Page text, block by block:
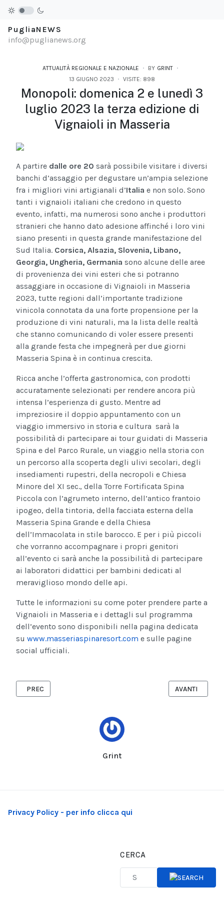
PugliaNEWS
info@puglianews.org
ATTUALITÀ REGIONALE E NAZIONALE BY GRINT
13 GIUGNO 2023
VISITE: 898
Monopoli: domenica 2 e lunedì 3
luglio 2023 la terza edizione di
Vignaioli in Masseria
Grint
A partire dalle ore 20 sarà possibile visitare i diversi
banchi d’assaggio per degustare un’ampia selezione
fra i migliori vini artigianali d’Italia e non solo. Sono
tanti i vignaioli italiani che credono in questo
evento, infatti, ma numerosi sono anche i produttori
stranieri che hanno dato adesione affinché i loro vini
siano presenti in questa grande manifestazione del
Sud Italia. Corsica, Alsazia, Slovenia, Libano,
Georgia, Ungheria, Germania sono alcune delle aree
di provenienza dei vini esteri che si potranno
assaggiare in occasione di Vignaioli in Masseria
2023, tutte regioni dall’importante tradizione
vinicola connotata da una forte propensione per la
produzione di vini naturali, ma la lista delle realtà
che stanno comunicando di voler essere presenti
alla grande festa che impegnerà per due giorni
Masseria Spina è in continua crescita.
Ricca anche l’offerta gastronomica, con prodotti
accuratamente selezionati per rendere ancora più
intensa l’esperienza di gusto. Mentre ad
impreziosire il doppio appuntamento con un
viaggio immersivo in storia e cultura sarà la
possibilità di partecipare ai tour guidati di Masseria
Spina e del Parco Rurale, un viaggio nella storia con
un percorso alla scoperta degli ulivi secolari, degli
insediamenti rupestri, della necropoli e Chiesa
Minore del XI sec., della Torre Fortificata Spina
Piccola con l’agrumeto interno, dell’antico frantoio
ipogeo, della tintoria, della facciata esterna della
Masseria Spina Grande e della Chiesa
dell’Immacolata in stile barocco. E per i più piccoli
che vorranno accompagnare i propri genitori
all’evento ci sarà anche la possibilità di partecipare
ai laboratori didattici per bambini dedicati al
meraviglioso mondo delle api.
Tutte le informazioni su come poter prendere parte a
Vignaioli in Masseria e i dettagli sul programma
dell’evento sono disponibili nella pagina dedicata
su www.masseriaspinaresort.com e sulle pagine
social ufficiali.
ARTICOLO PRECEDENTE: “STAND BY YOU“ E’ IL NUOVO
PREC ARTICOLO
AVANTI
Privacy Policy - per info clicca qui
CERCA